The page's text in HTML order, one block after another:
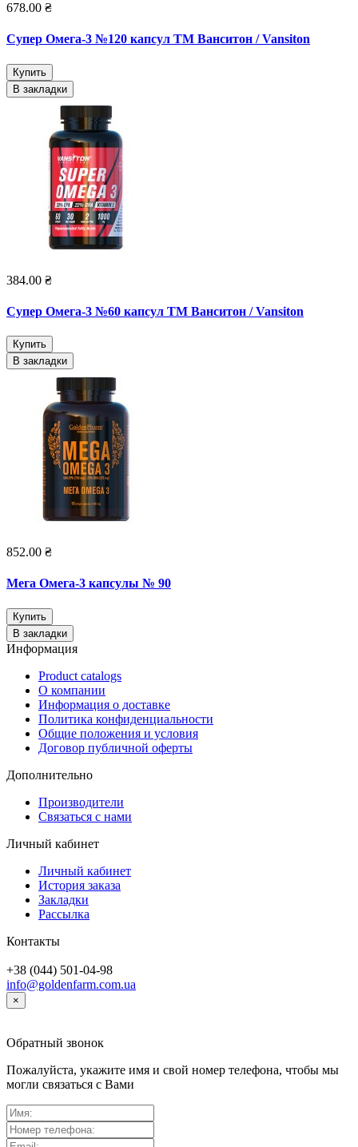
678.00 ₴
Супер Омега-3 №120 капсул ТМ Ванситон / Vansiton
Купить
В закладки
384.00 ₴
Супер Омега-3 №60 капсул ТМ Ванситон / Vansiton
Купить
В закладки
852.00 ₴
Мега Омега-3 капсулы № 90
Купить
В закладки
Информация
Product catalogs
О компании
Информация о доставке
Политика конфиденциальности
Общие положения и условия
Договор публичной оферты
Дополнительно
Производители
Связаться с нами
Личный кабинет
Личный кабинет
История заказа
Закладки
Рассылка
Контакты
+38 (044) 501-04-98
info@goldenfarm.com.ua
×
Обратный звонок
Пожалуйста, укажите имя и свой номер телефона, чтобы мы
могли связаться с Вами